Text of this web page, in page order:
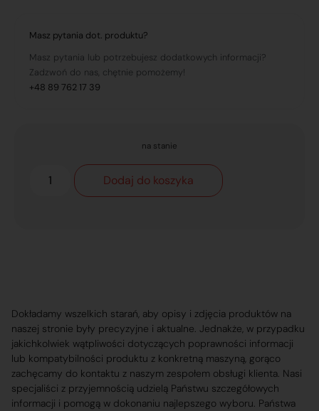
Masz pytania dot. produktu?
Masz pytania lub potrzebujesz dodatkowych informacji?
Zadzwoń do nas, chętnie pomożemy!
+48 89 762 17 39
na stanie
Dodaj do koszyka
Dokładamy wszelkich starań, aby opisy i zdjęcia produktów na
naszej stronie były precyzyjne i aktualne. Jednakże, w przypadku
jakichkolwiek wątpliwości dotyczących poprawności informacji
lub kompatybilności produktu z konkretną maszyną, gorąco
zachęcamy do kontaktu z naszym zespołem obsługi klienta. Nasi
specjaliści z przyjemnością udzielą Państwu szczegółowych
informacji i pomogą w dokonaniu najlepszego wyboru. Państwa